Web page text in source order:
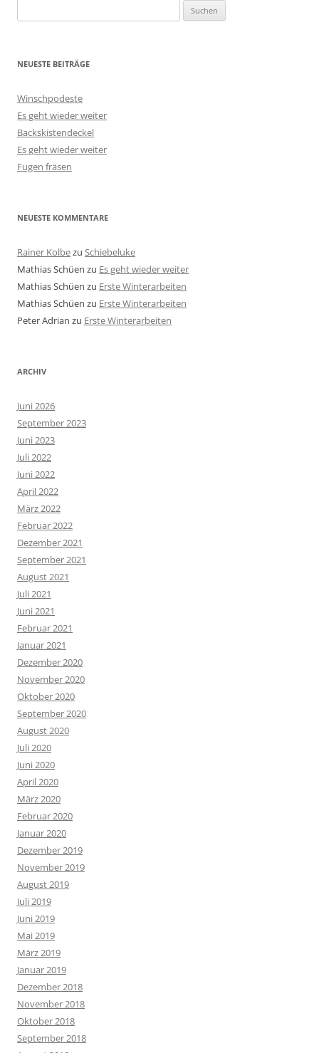
nach:
NEUESTE BEITRÄGE
Winschpodeste
Es geht wieder weiter
Backskistendeckel
Es geht wieder weiter
Fugen fräsen
NEUESTE KOMMENTARE
Rainer Kolbezu Schiebeluke
Mathias Schüen zu Es geht wieder weiter
Mathias Schüen zu Erste Winterarbeiten
Mathias Schüen zu Erste Winterarbeiten
Peter Adrian zu Erste Winterarbeiten
ARCHIV
Juni 2026
September 2023
Juni 2023
Juli 2022
Juni 2022
April 2022
März 2022
Februar 2022
Dezember 2021
September 2021
August 2021
Juli 2021
Juni 2021
Februar 2021
Januar 2021
Dezember 2020
November 2020
Oktober 2020
September 2020
August 2020
Juli 2020
Juni 2020
April 2020
März 2020
Februar 2020
Januar 2020
Dezember 2019
November 2019
August 2019
Juli 2019
Juni 2019
Mai 2019
März 2019
Januar 2019
Dezember 2018
November 2018
Oktober 2018
September 2018